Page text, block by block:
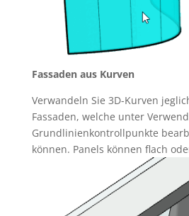
Fassaden aus Kurven
Verwandeln Sie 3D-Kurven
Fassaden, welche unter
Grundlinienkontrollpunkte
können. Panels können flach